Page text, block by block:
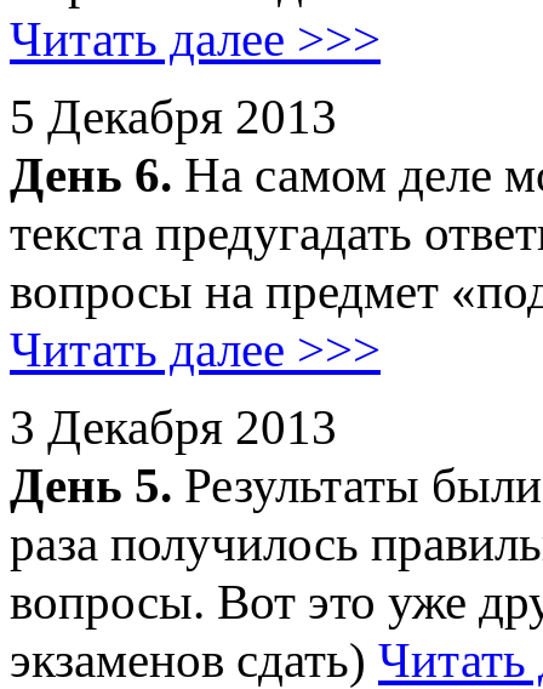
Читать далее >>>
5 Декабря 2013
День 6. На самом деле
текста предугадать
вопросы на предмет
Читать далее >>>
3 Декабря 2013
День 5. Результаты
раза получилось
вопросы. Вот это уже
экзаменов сдать) Читать